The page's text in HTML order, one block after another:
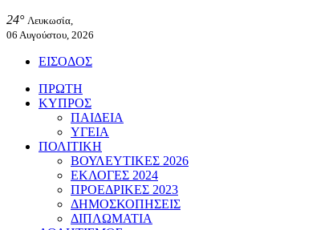
24° Λευκωσία,
06 Αυγούστου, 2026
ΕΙΣΟΔΟΣ
ΠΡΩΤΗ
ΚΥΠΡΟΣ
ΠΑΙΔΕΙΑ
ΥΓΕΙΑ
ΠΟΛΙΤΙΚΗ
ΒΟΥΛΕΥΤΙΚΕΣ 2026
ΕΚΛΟΓΕΣ 2024
ΠΡΟΕΔΡΙΚΕΣ 2023
ΔΗΜΟΣΚΟΠΗΣΕΙΣ
ΔΙΠΛΩΜΑΤΙΑ